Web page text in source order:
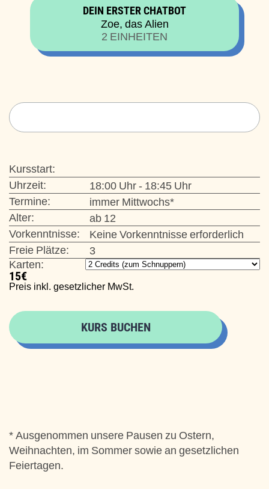
DEIN ERSTER CHATBOT
Zoe, das Alien
2 EINHEITEN
Kursstart:
Uhrzeit:
18:00 Uhr - 18:45 Uhr
Termine:
immer Mittwochs*
Alter:
ab 12
Vorkenntnisse:
Keine Vorkenntnisse erforderlich
Freie Plätze:
3
Karten:
15€
Preis inkl. gesetzlicher MwSt.
KURS BUCHEN
* Ausgenommen unsere Pausen zu Ostern,
Weihnachten, im Sommer sowie an gesetzlichen
Feiertagen.